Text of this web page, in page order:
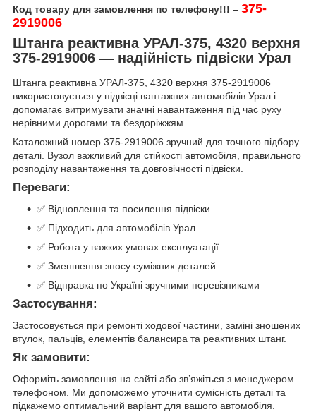
Код товару для замовлення по телефону!!! – 375-
2919006
Штанга реактивна УРАЛ-375, 4320 верхня
375-2919006 — надійність підвіски Урал
Штанга реактивна УРАЛ-375, 4320 верхня 375-2919006
використовується у підвісці вантажних автомобілів Урал і
допомагає витримувати значні навантаження під час руху
нерівними дорогами та бездоріжжям.
Каталожний номер 375-2919006 зручний для точного підбору
деталі. Вузол важливий для стійкості автомобіля, правильного
розподілу навантаження та довговічності підвіски.
Переваги:
✅ Відновлення та посилення підвіски
✅ Підходить для автомобілів Урал
✅ Робота у важких умовах експлуатації
✅ Зменшення зносу суміжних деталей
✅ Відправка по Україні зручними перевізниками
Застосування:
Застосовується при ремонті ходової частини, заміні зношених
втулок, пальців, елементів балансира та реактивних штанг.
Як замовити:
Оформіть замовлення на сайті або зв’яжіться з менеджером
телефоном. Ми допоможемо уточнити сумісність деталі та
підкажемо оптимальний варіант для вашого автомобіля.